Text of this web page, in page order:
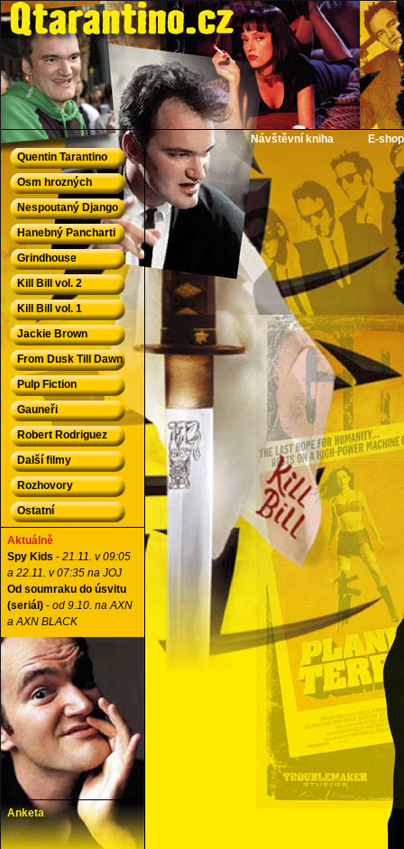
QTarantino.cz - Quentin Tarantino
Návštěvní kniha
E-shop
Quentin Tarantino
Osm hrozných
Nespoutaný Django
Hanebný Pancharti
Grindhouse
Kill Bill vol. 2
Kill Bill vol. 1
Jackie Brown
From Dusk Till Dawn
Pulp Fiction
Gauneři
Robert Rodriguez
Další filmy
Rozhovory
Ostatní
Aktuálně
Spy Kids - 21.11. v 09:05
a 22.11. v 07:35 na JOJ
Od soumraku do úsvitu
(seriál) - od 9.10. na AXN
a AXN BLACK
Anketa